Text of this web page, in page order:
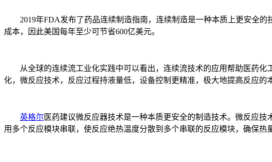
2019年FDA发布了药品连续制造指南，连续制造是一种本质上更安全的
成本，因此美国每年至少可节省600亿美元。
从全球的连续流工业化实践中可以看出，连续流技术的应用帮助医药化
化，微反应技术，反应过程持液量低，设备控制更精准，极大地提高反应的
英格尔 医药建议微反应器技术是一种本质更安全的制造技术。微反应
用多个反应模块串联，使反应绝热温度分散到多个串联的反应模块，确保热